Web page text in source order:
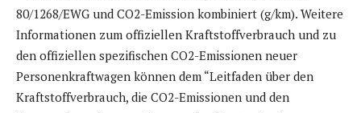
80/1268/EWG und CO2-Emission kombiniert (g/km). Weitere
Informationen zum offiziellen Kraftstoffverbrauch und zu
den offiziellen spezifischen CO2-Emissionen neuer
Personenkraftwagen können dem “Leitfaden über den
Kraftstoffverbrauch, die CO2-Emissionen und den